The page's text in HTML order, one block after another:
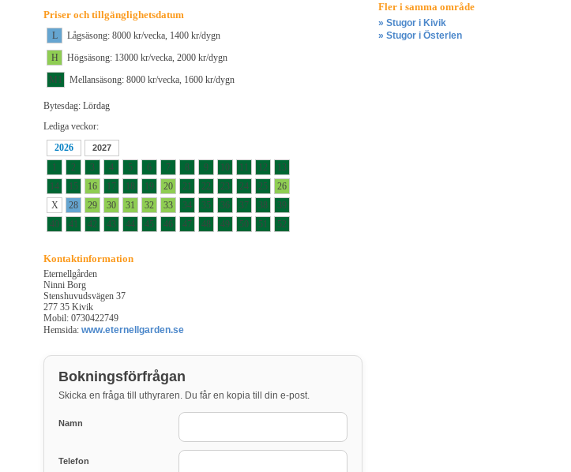
Priser och tillgänglighetsdatum
L
Lågsäsong: 8000 kr/vecka, 1400 kr/dygn
H
Högsäsong: 13000 kr/vecka, 2000 kr/dygn
M1
Mellansäsong: 8000 kr/vecka, 1600 kr/dygn
Bytesdag: Lördag
Lediga veckor:
2026
2027
1 2 3 4 5 6 7 8 9 10 11 12
13
14
15 16 17 18 19 20 21 22 23 24 25
26
X
28 29 30 31 32 33 34 35 36 37 38
39
40
41 42 43 44 45 46 47 48 49 50 51 52
Kontaktinformation
Eternellgården
Ninni Borg
Stenshuvudsvägen 37
277 35 Kivik
Mobil: 0730422749
Hemsida: www.eternellgarden.se
Bokningsförfrågan
Skicka en fråga till uthyraren. Du får en kopia till din e-post.
Namn
Telefon
Fler i samma område
» Stugor i Kivik
» Stugor i Österlen